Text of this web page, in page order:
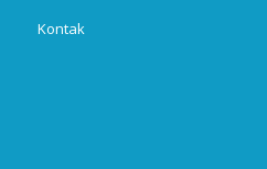
Kontak